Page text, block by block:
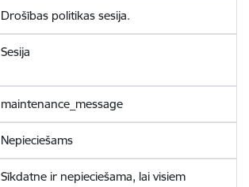
Drošības politikas sesija.
Sesija
maintenance_message
Nepieciešams
Sīkdatne ir nepieciešama, lai visiem